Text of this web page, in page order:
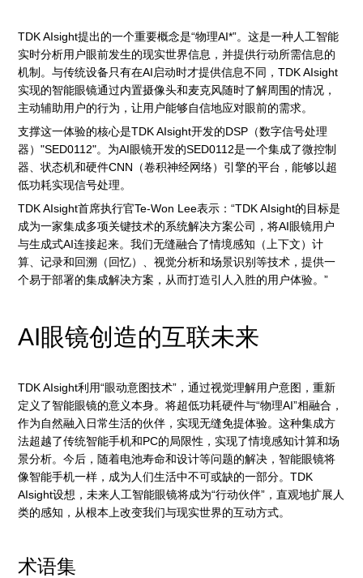
TDK AIsight提出的一个重要概念是“物理AI*”。这是一种人工智能
实时分析用户眼前发生的现实世界信息，并提供行动所需信息的
机制。与传统设备只有在AI启动时才提供信息不同，TDK AIsight
实现的智能眼镜通过内置摄像头和麦克风随时了解周围的情况，
主动辅助用户的行为，让用户能够自信地应对眼前的需求。
支撑这一体验的核心是TDK AIsight开发的DSP（数字信号处理
器）"SED0112"。为AI眼镜开发的SED0112是一个集成了微控制
器、状态机和硬件CNN（卷积神经网络）引擎的平台，能够以超
低功耗实现信号处理。
TDK AIsight首席执行官Te-Won Lee表示：“TDK AIsight的目标是
成为一家集成多项关键技术的系统解决方案公司，将AI眼镜用户
与生成式AI连接起来。我们无缝融合了情境感知（上下文）计
算、记录和回溯（回忆）、视觉分析和场景识别等技术，提供一
个易于部署的集成解决方案，从而打造引人入胜的用户体验。”
AI眼镜创造的互联未来
TDK AIsight利用“眼动意图技术”，通过视觉理解用户意图，重新
定义了智能眼镜的意义本身。将超低功耗硬件与“物理AI”相融合，
作为自然融入日常生活的伙伴，实现无缝免提体验。这种集成方
法超越了传统智能手机和PC的局限性，实现了情境感知计算和场
景分析。今后，随着电池寿命和设计等问题的解决，智能眼镜将
像智能手机一样，成为人们生活中不可或缺的一部分。TDK
AIsight设想，未来人工智能眼镜将成为“行动伙伴”，直观地扩展人
类的感知，从根本上改变我们与现实世界的互动方式。
术语集